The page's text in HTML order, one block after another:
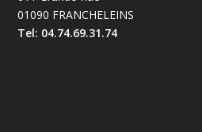
01090 FRANCHELEINS
Tel: 04.74.69.31.74